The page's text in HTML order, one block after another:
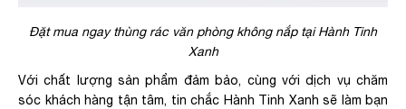
Đặt mua ngay thùng rác văn phòng không nắp tại Hành Tinh
Xanh
Với chất lượng sản phẩm đảm bảo, cùng với dịch vụ chăm
sóc khách hàng tận tâm, tin chắc Hành Tinh Xanh sẽ làm bạn